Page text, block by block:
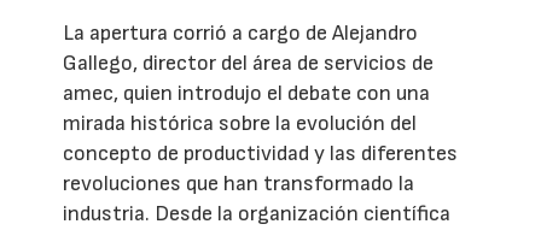
La apertura corrió a cargo de Alejandro
Gallego, director del área de servicios de
amec, quien introdujo el debate con una
mirada histórica sobre la evolución del
concepto de productividad y las diferentes
revoluciones que han transformado la
industria. Desde la organización científica